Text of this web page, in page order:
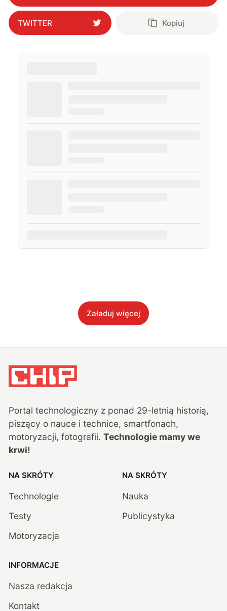
TWITTER Kopiuj
Załaduj więcej
Portal technologiczny z ponad 29-letnią historią,
piszący o nauce i technice, smartfonach,
motoryzacji, fotografii. Technologie mamy we
krwi!
NA SKRÓTY
Technologie
Testy
Motoryzacja
NA SKRÓTY
Nauka
Publicystyka
INFORMACJE
Nasza redakcja
Kontakt